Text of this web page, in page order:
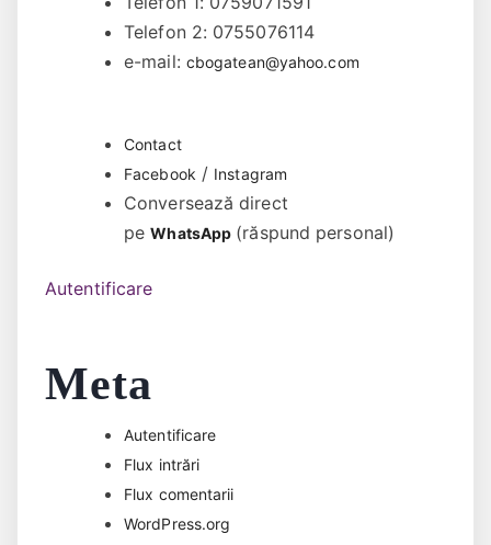
Telefon 2: 0755076114
e-mail: cbogatean@yahoo.com
Contact
Facebook / Instagram
Conversează direct
peWhatsApp (răspund personal)
Autentificare
Meta
Autentificare
Flux intrări
Flux comentarii
WordPress.org